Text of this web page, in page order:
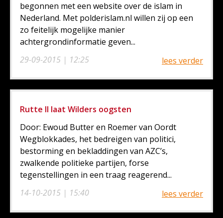
29-09-2015 | 12:25
begonnen met een website over de islam in
Nederland. Met polderislam.nl willen zij op een
zo feitelijk mogelijke manier
achtergrondinformatie geven...
lees verder
Rutte II laat Wilders oogsten
14-10-2015 | 15:40
Door: Ewoud Butter en Roemer van Oordt
Wegblokkades, het bedreigen van politici,
bestorming en bekladdingen van AZC’s,
zwalkende politieke partijen, forse
tegenstellingen in een traag reagerend...
lees verder